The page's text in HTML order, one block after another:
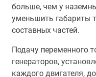
больше, чем у
уменьшить габариты
составных частей.
Подачу переменного
генераторов,
каждого двигателя,